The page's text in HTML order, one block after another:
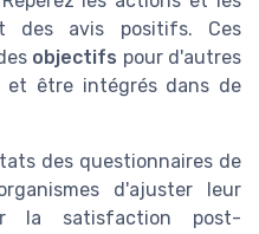
des avis positifs. Ces
objectifs pour d'autres
et être intégrés dans de
des questionnaires de
d'ajuster leur
la satisfaction post-